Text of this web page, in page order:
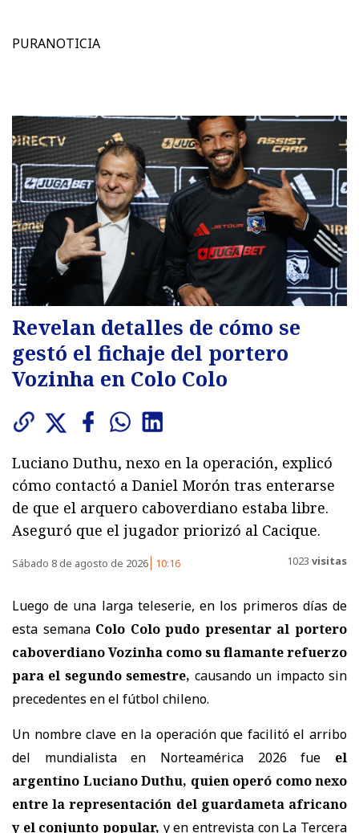
PURANOTICIA
Revelan detalles de cómo se
gestó el fichaje del portero
Vozinha en Colo Colo
Luciano Duthu, nexo en la operación, explicó
cómo contactó a Daniel Morón tras enterarse
de que el arquero caboverdiano estaba libre.
Aseguró que el jugador priorizó al Cacique.
Sábado 8 de agosto de 2026 10:16 1023 visitas
Luego de una larga teleserie, en los primeros días de
esta semana Colo Colo pudo presentar al portero
caboverdiano Vozinha como su flamante refuerzo
para el segundo semestre, causando un impacto sin
precedentes en el fútbol chileno.
Un nombre clave en la operación que facilitó el arribo
del mundialista en Norteamérica 2026 fue el
argentino Luciano Duthu, quien operó como nexo
entre la representación del guardameta africano
y el conjunto popular, y en entrevista con La Tercera